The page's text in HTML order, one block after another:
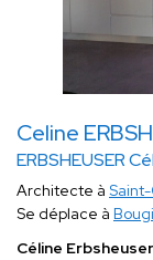
Celine
ERBSHEUSER
Architecte à
Se déplace à
Céline Erbsheuser